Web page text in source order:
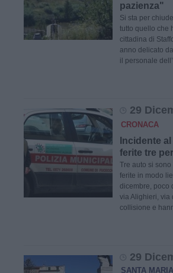
pazienza"
Si sta per
tutto quello che
cittadina di
anno delicato
il personale
29
CRONACA
Incidente
ferite tre
Tre auto si
ferite in modo
dicembre, poco
via Alighieri, via
collisione e
29
SANTA